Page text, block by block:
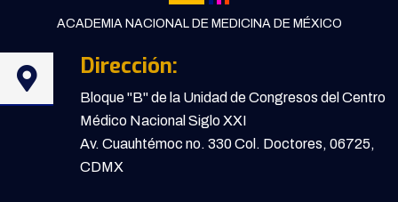
ACADEMIA NACIONAL DE MEDICINA DE MÉXICO
Dirección:
Bloque "B" de la Unidad de Congresos del Centro
Médico Nacional Siglo XXI
Av. Cuauhtémoc no. 330 Col. Doctores, 06725,
CDMX